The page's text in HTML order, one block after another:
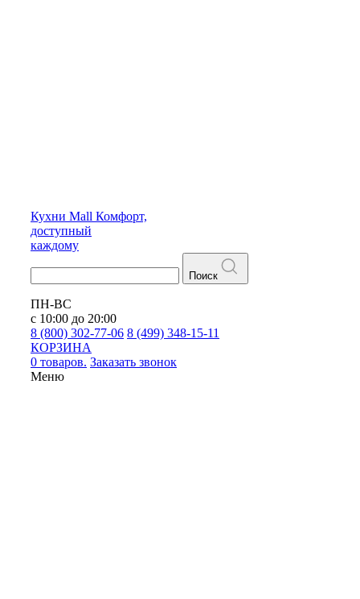
Кухни Mall Комфорт,
доступный
каждому
Поиск
ПН-ВС
с 10:00 до 20:00
8 (800) 302-77-06 8 (499) 348-15-11
КОРЗИНА
0 товаров. Заказать звонок
Меню